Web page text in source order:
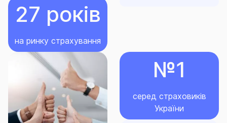
27 років
на ринку страхування
№1
серед страховиків
України